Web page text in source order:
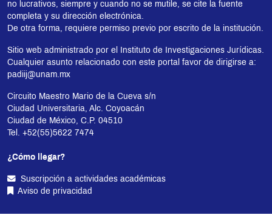
no lucrativos, siempre y cuando no se mutile, se cite la fuente
completa y su dirección electrónica.
De otra forma, requiere permiso previo por escrito de la institución.
Sitio web administrado por el Instituto de Investigaciones Jurídicas.
Cualquier asunto relacionado con este portal favor de dirigirse a:
padiij@unam.mx
Circuito Maestro Mario de la Cueva s/n
Ciudad Universitaria, Alc. Coyoacán
Ciudad de México, C.P. 04510
Tel. +52(55)5622 7474
¿Cómo llegar?
Suscripción a actividades académicas
Aviso de privacidad